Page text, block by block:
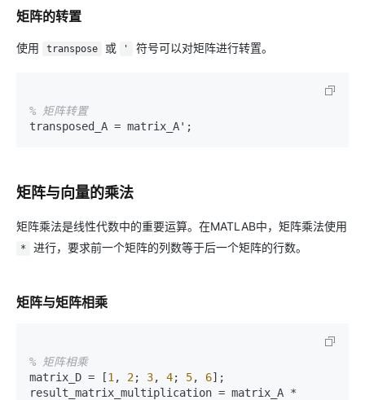
矩阵的转置
使用 transpose 或 ' 符号可以对矩阵进行转置。
% 矩阵转置
矩阵与向量的乘法
矩阵乘法是线性代数中的重要运算。在MATLAB中，矩阵乘法使用
* 进行，要求前一个矩阵的列数等于后一个矩阵的行数。
矩阵与矩阵相乘
% 矩阵相乘
matrix_D = [1 , 2; 3, 4; 5, 6];
result_matrix_multiplication = matrix_A *